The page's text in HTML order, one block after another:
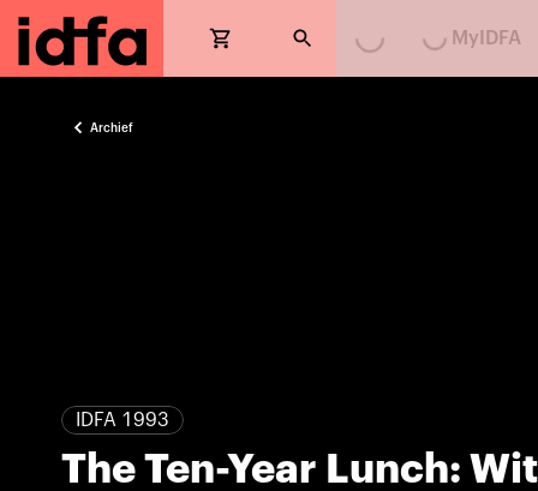
MyIDFA
Archief
IDFA 1993
The Ten-Year Lunch: Wit